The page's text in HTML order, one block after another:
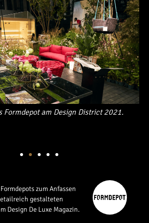
Formdepot am Design District 2021.
zum Anfassen
gestalteten
Design De Luxe Magazin.